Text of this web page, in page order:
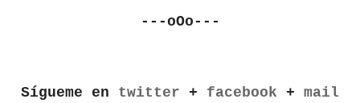
---oOo---
Sígueme en twitter + facebook + mail